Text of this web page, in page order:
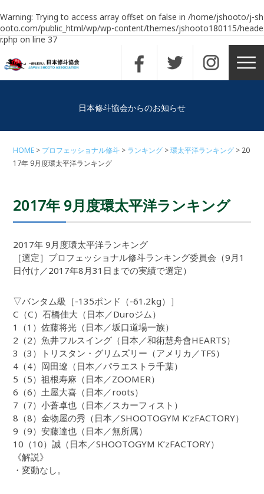
Warning: Trying to access array offset on false in /home/jshooto/j-sh
ooto.com/public_html/wp/wp-content/themes/jshooto180115/heade
r.phpon line37
日本修斗協会からのお知らせ
HOME プロフェッショナル修斗 ランキング 環太平洋ランキング
20
17年 9月度環太平洋ランキング
2017年 9月度環太平洋ランキング
2017年 9月度環太平洋ランキング
［選定］プロフェッショナル修斗ランキング委員会（9月1
日付け／2017年8月31日までの実績で選定）
▽バンタム級［-135ポンド（-61.2kg）］
C（C）石橋佳大（日本／Duroジム）
1（1）佐藤将光（日本／坂口道場一族）
2（2）魚井フルスイング（日本／和術慧舟會HEARTS）
3（3）トリスタン・グリムズリー（アメリカ／TFS）
4（4）岡田遼（日本／パラエストラ千葉）
5（5）祖根寿麻（日本／ZOOMER）
6（6）土屋大喜（日本／roots）
7（7）小蒼卓也（日本／スカーフィスト）
8（8）金物屋の秀（日本／SHOOTOGYM K’zFACTORY）
9（9）安藤達也（日本／無所属）
10（10）誠（日本／SHOOTOGYM K’zFACTORY）
《解説》
・変動なし。